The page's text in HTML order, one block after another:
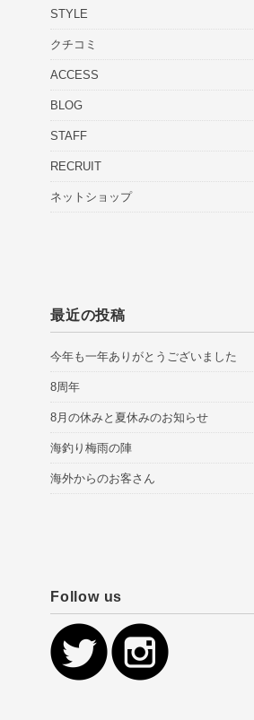
STYLE
クチコミ
ACCESS
BLOG
STAFF
RECRUIT
ネットショップ
最近の投稿
今年も一年ありがとうございました
8周年
8月の休みと夏休みのお知らせ
海釣り梅雨の陣
海外からのお客さん
Follow us